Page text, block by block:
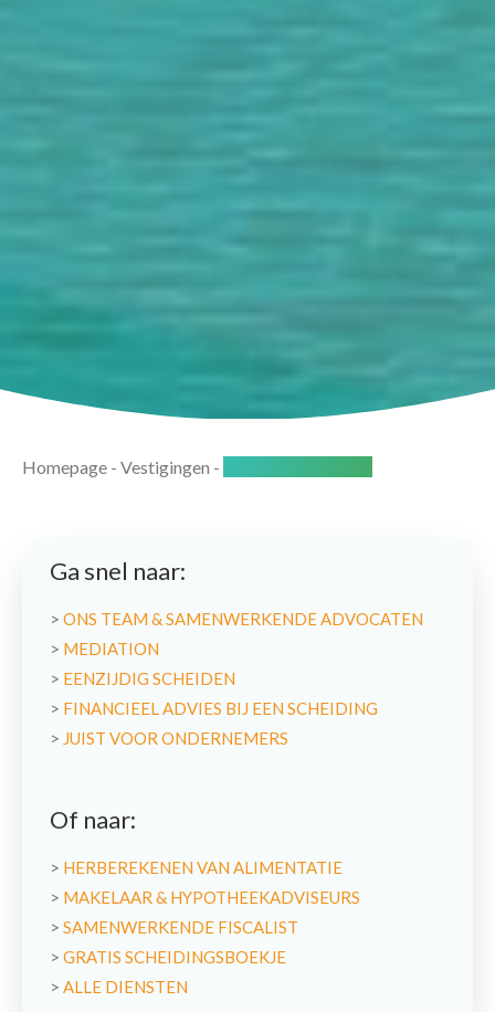
Homepage - Vestigingen -
Ga snel naar:
> ONS TEAM & SAMENWERKENDE ADVOCATEN
> MEDIATION
> EENZIJDIG SCHEIDEN
> FINANCIEEL ADVIES BIJ EEN SCHEIDING
> JUIST VOOR ONDERNEMERS
Of naar:
> HERBEREKENEN VAN ALIMENTATIE
> MAKELAAR & HYPOTHEEKADVISEURS
> SAMENWERKENDE FISCALIST
> GRATIS SCHEIDINGSBOEKJE
> ALLE DIENSTEN